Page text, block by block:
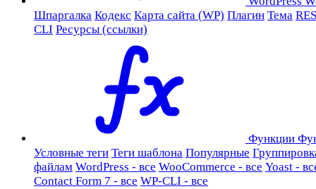
Шпаргалка Кодекс Карта сайта (WP) Плагин Тема
CLI Ресурсы (ссылки)
Функции
Условные теги Теги шаблона Популярные
файлам WordPress - все WooCommerce - все Yoast -
Contact Form 7 - все WP-CLI - все